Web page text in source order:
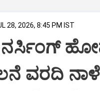
28, 2026, 8:45 PM IST
ನರ್ಸಿಂಗ್
ವರದಿ ನಾಳೆ